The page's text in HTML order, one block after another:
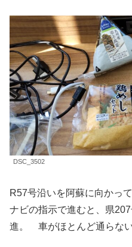
DSC_3502
R57号沿いを阿蘇に向かっ
ナビの指示で進むと、県
進。 車がほとんど通らない